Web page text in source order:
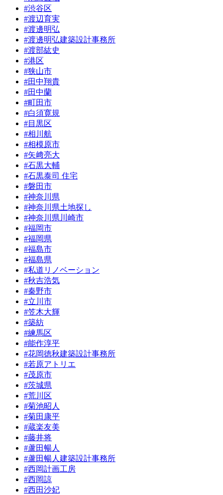
#渋谷区
#渡辺育実
#渡邊明弘
#渡邊明弘建築設計事務所
#渡部紘史
#港区
#狭山市
#田中翔貴
#田中蘭
#町田市
#白須寛規
#目黒区
#相川航
#相模原市
#矢﨑亮大
#石黒大輔
#石黒泰司 住宅
#磐田市
#神奈川県
#神奈川県土地探し
#神奈川県川崎市
#福岡市
#福岡県
#福島市
#福島県
#私道リノベーション
#秋吉浩気
#秦野市
#立川市
#笠木大輝
#築紡
#練馬区
#能作淳平
#花岡徳秋建築設計事務所
#若原アトリエ
#茂原市
#茨城県
#荒川区
#菊池昭人
#菊田康平
#蔵楽友美
#藤井将
#蘆田暢人
#蘆田暢人建築設計事務所
#西岡計画工房
#西岡諒
#西田沙妃